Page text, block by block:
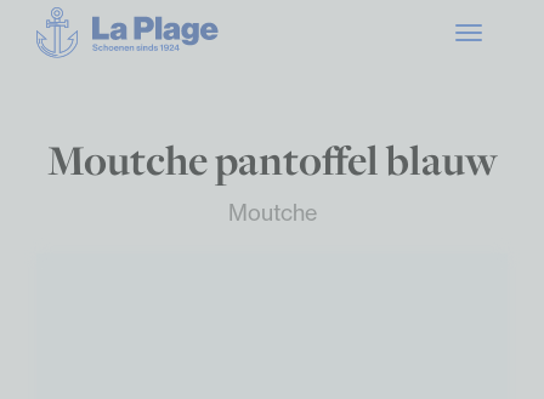
Toggle
Moutche pantoffel blauw
Moutche